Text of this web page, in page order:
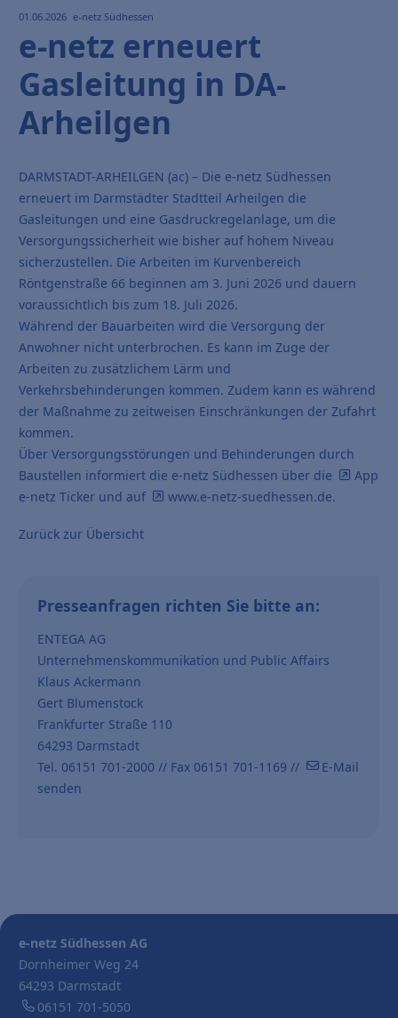
01.06.2026 e-netz Südhessen
e-netz erneuert
Gasleitung in DA-
Arheilgen
DARMSTADT-ARHEILGEN (ac) – Die e-netz Südhessen
erneuert im Darmstädter Stadtteil Arheilgen die
Gasleitungen und eine Gasdruckregelanlage, um die
Versorgungssicherheit wie bisher auf hohem Niveau
sicherzustellen. Die Arbeiten im Kurvenbereich
Röntgenstraße 66 beginnen am 3. Juni 2026 und dauern
voraussichtlich bis zum 18. Juli 2026.
Während der Bauarbeiten wird die Versorgung der
Anwohner nicht unterbrochen. Es kann im Zuge der
Arbeiten zu zusätzlichem Lärm und
Verkehrsbehinderungen kommen. Zudem kann es während
der Maßnahme zu zeitweisen Einschränkungen der Zufahrt
kommen.
Über Versorgungsstörungen und Behinderungen durch
Baustellen informiert die e-netz Südhessen über die
App
e-netz Ticker und auf www.e-netz-suedhessen.de.
Zurück zur Übersicht
Presseanfragen richten Sie bitte an:
ENTEGA AG
Unternehmenskommunikation und Public Affairs
Klaus Ackermann
Gert Blumenstock
Frankfurter Straße 110
64293 Darmstadt
Tel. 06151 701-2000 // Fax 06151 701-1169 //
E-Mail
senden
e-netz Südhessen AG
Dornheimer Weg 24
64293 Darmstadt
06151 701-5050